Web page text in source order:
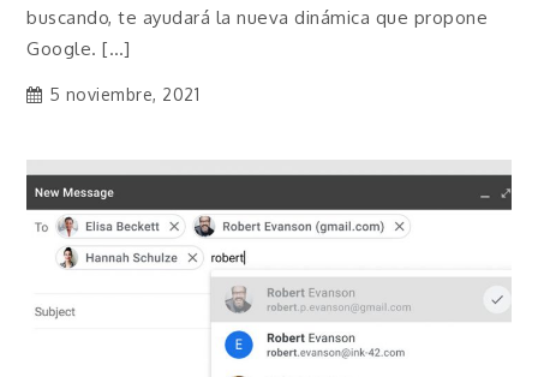
buscando, te ayudará la nueva dinámica que propone
Google. […]
5 noviembre, 2021